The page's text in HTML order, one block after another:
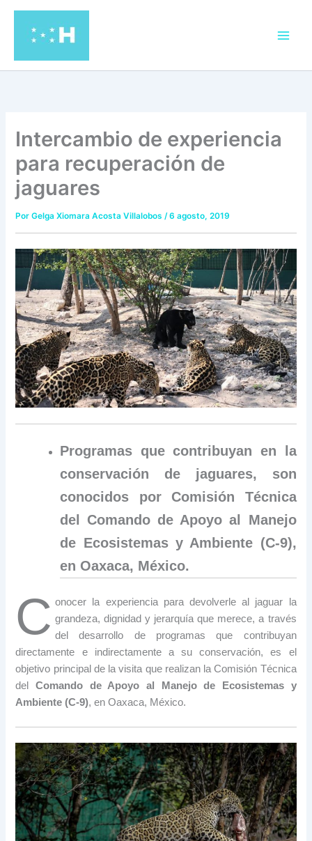
contenido
Intercambio de experiencia
para recuperación de
jaguares
PorGelga Xiomara Acosta Villalobos/6 agosto, 2019
Programas que contribuyan en la
conservación de jaguares, son
conocidos por Comisión Técnica
del Comando de Apoyo al Manejo
de Ecosistemas y Ambiente (C-9),
en Oaxaca, México.
C onocer la experiencia para devolverle al jaguar la
grandeza, dignidad y jerarquía que merece, a través
del desarrollo de programas que contribuyan
directamente e indirectamente a su conservación, es el
objetivo principal de la visita que realizan la Comisión Técnica
delComando de Apoyo al Manejo de Ecosistemas y
Ambiente (C-9), en Oaxaca, México.